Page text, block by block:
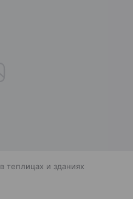
теплицах и зданиях